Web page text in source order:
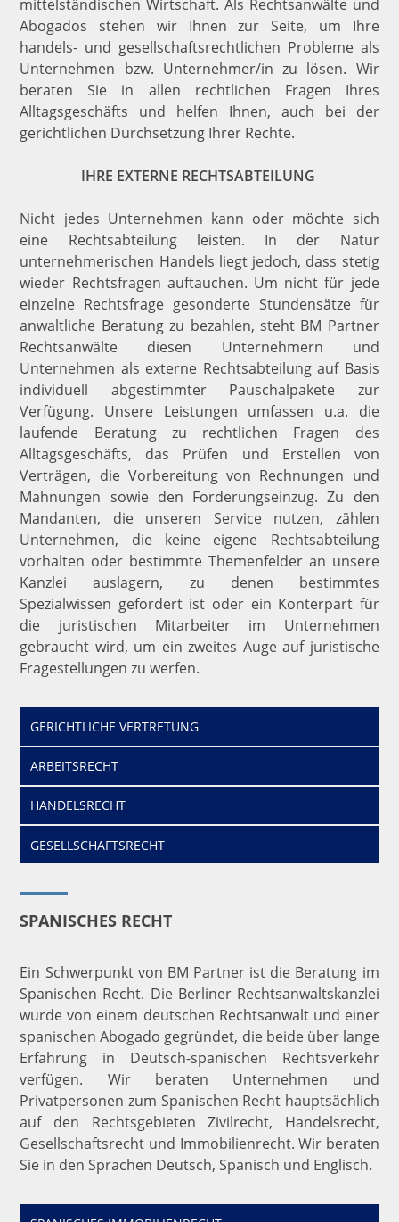
mittelständischen Wirtschaft. Als Rechtsanwälte und
Abogados stehen wir Ihnen zur Seite, um Ihre
handels- und gesellschaftsrechtlichen Probleme als
Unternehmen bzw. Unternehmer/in zu lösen. Wir
beraten Sie in allen rechtlichen Fragen Ihres
Alltagsgeschäfts und helfen Ihnen, auch bei der
gerichtlichen Durchsetzung Ihrer Rechte.
IHRE EXTERNE RECHTSABTEILUNG
Nicht jedes Unternehmen kann oder möchte sich
eine Rechtsabteilung leisten. In der Natur
unternehmerischen Handels liegt jedoch, dass stetig
wieder Rechtsfragen auftauchen. Um nicht für jede
einzelne Rechtsfrage gesonderte Stundensätze für
anwaltliche Beratung zu bezahlen, steht BM Partner
Rechtsanwälte diesen Unternehmern und
Unternehmen als externe Rechtsabteilung auf Basis
individuell abgestimmter Pauschalpakete zur
Verfügung. Unsere Leistungen umfassen u.a. die
laufende Beratung zu rechtlichen Fragen des
Alltagsgeschäfts, das Prüfen und Erstellen von
Verträgen, die Vorbereitung von Rechnungen und
Mahnungen sowie den Forderungseinzug. Zu den
Mandanten, die unseren Service nutzen, zählen
Unternehmen, die keine eigene Rechtsabteilung
vorhalten oder bestimmte Themenfelder an unsere
Kanzlei auslagern, zu denen bestimmtes
Spezialwissen gefordert ist oder ein Konterpart für
die juristischen Mitarbeiter im Unternehmen
gebraucht wird, um ein zweites Auge auf juristische
Fragestellungen zu werfen.
GERICHTLICHE VERTRETUNG
ARBEITSRECHT
HANDELSRECHT
GESELLSCHAFTSRECHT
SPANISCHES RECHT
Ein Schwerpunkt von BM Partner ist die Beratung im
Spanischen Recht. Die Berliner Rechtsanwaltskanzlei
wurde von einem deutschen Rechtsanwalt und einer
spanischen Abogado gegründet, die beide über lange
Erfahrung in Deutsch-spanischen Rechtsverkehr
verfügen. Wir beraten Unternehmen und
Privatpersonen zum Spanischen Recht hauptsächlich
auf den Rechtsgebieten Zivilrecht, Handelsrecht,
Gesellschaftsrecht und Immobilienrecht. Wir beraten
Sie in den Sprachen Deutsch, Spanisch und Englisch.